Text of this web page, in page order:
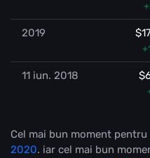
2019
11 iun. 2018
Cel mai bun moment
2020. iar cel mai bun